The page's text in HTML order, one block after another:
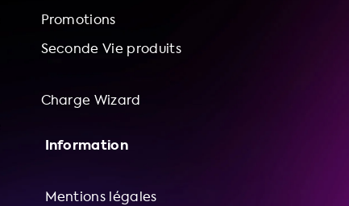
Promotions
Seconde Vie produits
Charge Wizard
Information
Mentions légales